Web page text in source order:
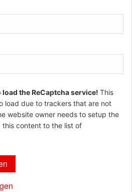
the ReCaptcha service! This
load due to trackers that are not
website owner needs to setup the
this content to the list of